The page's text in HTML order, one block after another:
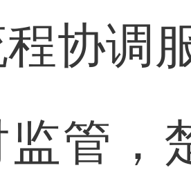
协调
监管，